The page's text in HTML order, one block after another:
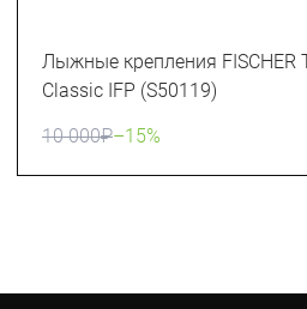
Лыжные крепления FISCHER
Classic IFP (S50119)
10 000₽–15%